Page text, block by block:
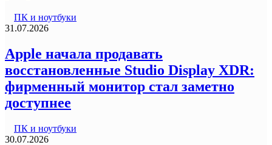
ПК и ноутбуки
31.07.2026
Apple начала продавать
восстановленные Studio Display XDR:
фирменный монитор стал заметно
доступнее
ПК и ноутбуки
30.07.2026